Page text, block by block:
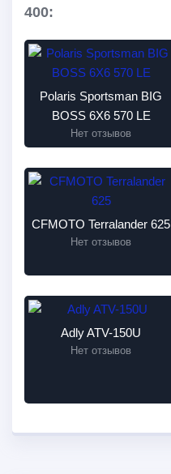
400:
Polaris Sportsman BIG
BOSS 6X6 570 LE
Нет отзывов
CFMOTO Terralander 625
Нет отзывов
Adly ATV-150U
Нет отзывов